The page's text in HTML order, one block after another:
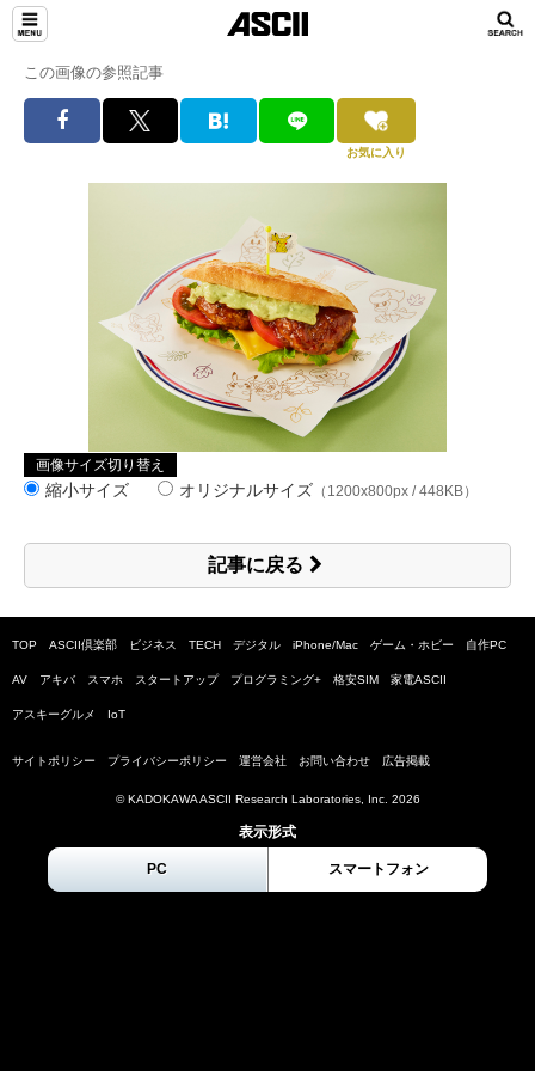
この画像の参照記事
お気に入り
画像サイズ切り替え
縮小サイズ オリジナルサイズ （1200x800px / 448KB）
記事に戻る
TOP ASCII倶楽部 ビジネス TECH デジタル iPhone/Mac ゲーム・ホビー 自作PC
AV アキバ スマホ スタートアップ プログラミング+ 格安SIM 家電ASCII
アスキーグルメ IoT
サイトポリシー プライバシーポリシー 運営会社 お問い合わせ 広告掲載
© KADOKAWA ASCII Research Laboratories, Inc. 2026
表示形式
PC スマートフォン